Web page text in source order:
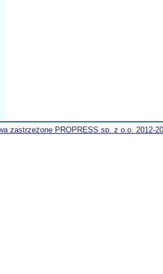
zastrzeżone PROPRESS sp. z o.o. 2012-